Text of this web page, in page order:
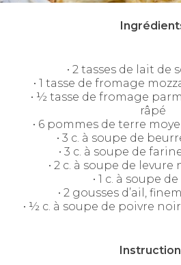
• 2 tasses de lait de
• 1 tasse de fromage
• ½ tasse de fromage
râpé
• 6 pommes de terre
• 3 c. à soupe de
• 3 c. à soupe de
• 2 c. à soupe de
• 1 c. à soupe
• 2 gousses d’ail,
• ½ c. à soupe de poivre